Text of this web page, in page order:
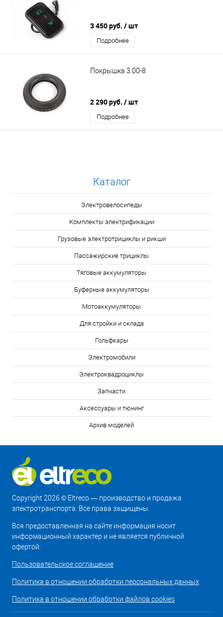
3 450 руб. / шт
Подробнее
Покрышка 3.00-8
2 290 руб. / шт
Подробнее
Каталог
Электровелосипеды
Комплекты электрификации
Грузовые электротрициклы и рикши
Пассажирские трициклы
Тяговые аккумуляторы
Буферные аккумуляторы
Мотоаккумуляторы
Для стройки и склада
Гольфкары
Электромобили
Электроквадроциклы
Запчасти
Аксессуары и тюнинг
Архив моделей
Copyright 2026 © Eltreco — производство и продажа
электротранспорта. Все права защищены.
Вся предоставленная на сайте информация носит
информационный характер и не является публичной
офертой.
Пользовательское соглашение
Политика в отношении обработки персональных данных
Политика в отношении обработки файлов cookies